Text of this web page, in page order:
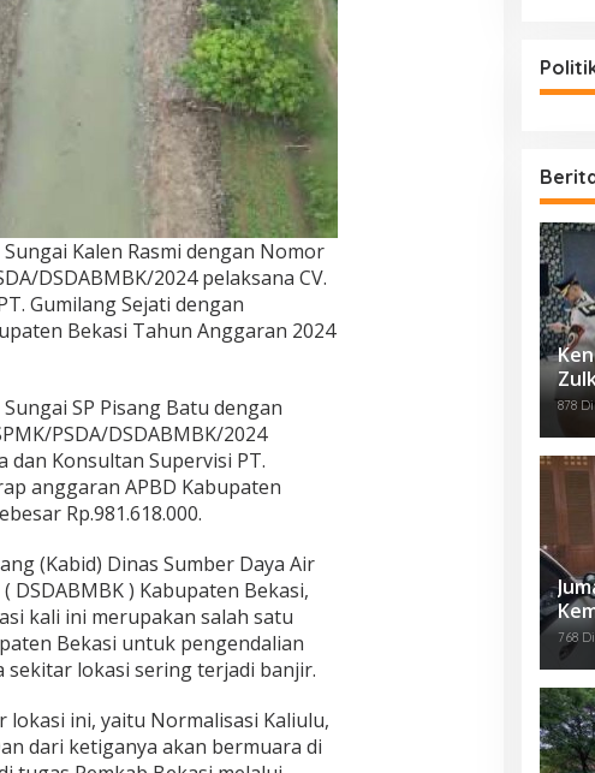
Kalen Rasmi dengan Nomor
DSDABMBK/2024 pelaksana CV.
Gumilang Sejati dengan
Bekasi Tahun Anggaran 2024
SP Pisang Batu dengan
PSDA/DSDABMBK/2024
dan Konsultan Supervisi PT.
anggaran APBD Kabupaten
Rp.981.618.000.
(Kabid) Dinas Sumber Daya Air
) Kabupaten Bekasi,
kali ini merupakan salah satu
Bekasi untuk pengendalian
lokasi sering terjadi banjir.
lokasi ini, yaitu Normalisasi Kaliulu,
dari ketiganya akan bermuara di
878
768